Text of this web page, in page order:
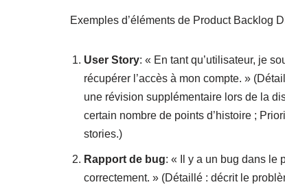
Exemples d’éléments de Product Backlog
User Story: « En tant qu’utilisateur, je
récupérer l’accès à mon compte. »
une révision supplémentaire lors de la
certain nombre de points d’histoire ;
stories.)
Rapport de bug: « Il y a un bug dans le
correctement. » (Détaillé : décrit le